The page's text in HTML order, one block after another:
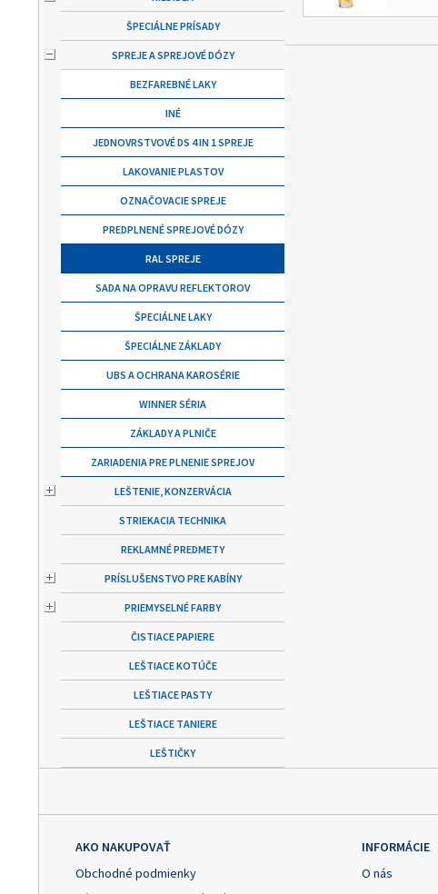
ŠPECIÁLNE PRÍSADY
SPREJE A SPREJOVÉ DÓZY
BEZFAREBNÉ LAKY
INÉ
JEDNOVRSTVOVÉ DS 4 IN 1 SPREJE
LAKOVANIE PLASTOV
OZNAČOVACIE SPREJE
PREDPLNENÉ SPREJOVÉ DÓZY
RAL SPREJE
SADA NA OPRAVU REFLEKTOROV
ŠPECIÁLNE LAKY
ŠPECIÁLNE ZÁKLADY
UBS A OCHRANA KAROSÉRIE
WINNER SÉRIA
ZÁKLADY A PLNIČE
ZARIADENIA PRE PLNENIE SPREJOV
LEŠTENIE, KONZERVÁCIA
STRIEKACIA TECHNIKA
REKLAMNÉ PREDMETY
PRÍSLUŠENSTVO PRE KABÍNY
PRIEMYSELNÉ FARBY
ČISTIACE PAPIERE
LEŠTIACE KOTÚČE
LEŠTIACE PASTY
LEŠTIACE TANIERE
LEŠTIČKY
AKO NAKUPOVAŤ
Obchodné podmienky
INFORMÁCIE
O nás